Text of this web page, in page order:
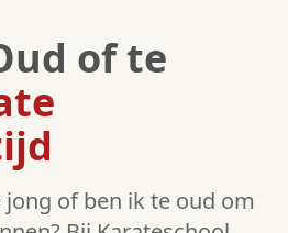
of te
of ben ik te oud om